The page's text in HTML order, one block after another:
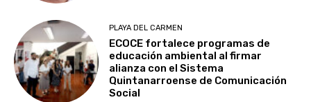
PLAYA DEL CARMEN
ECOCE fortalece programas de
educación ambiental al firmar
alianza con el Sistema
Quintanarroense de Comunicación
Social